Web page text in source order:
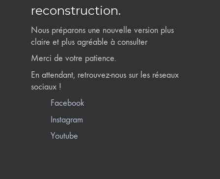
reconstruction.
Nous préparons une nouvelle version plus
claire et plus agréable à consulter
Merci de votre patience.
En attendant, retrouvez-nous sur les réseaux
sociaux !
Facebook
Instagram
Youtube